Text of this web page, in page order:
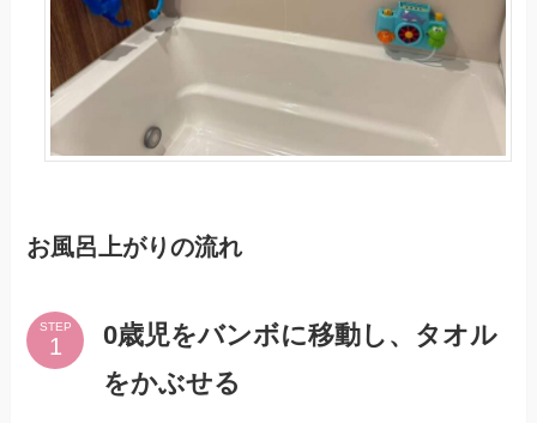
お風呂上がりの流れ
STEP
0歳児をバンボに移動し、タオル
をかぶせる